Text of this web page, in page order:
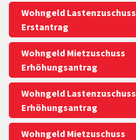
Wohngeld Lastenzuschuss
Erstantrag
Wohngeld Mietzuschuss
Erhöhungsantrag
Wohngeld Lastenzuschuss
Erhöhungsantrag
Wohngeld Mietzuschuss